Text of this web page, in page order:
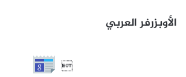
الأوبزرفر العربي
